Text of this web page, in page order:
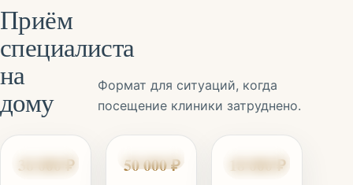
Приём
специалиста
на
дому
Формат для ситуаций, когда
посещение клиники затруднено.
ОЗДОРОВИТЕЛЬНЫЙ
36 000 ₽ ДЕКОДИРОВАНИЕ
50 000 ₽
ОЗДОРОВИТЕЛЬНЫЙ
18 000 ₽